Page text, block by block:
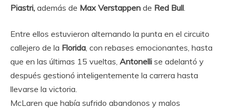
Piastri, además de Max Verstappen de Red Bull.
Entre ellos estuvieron alternando la punta en el circuito
callejero de la Florida, con rebases emocionantes, hasta
que en las últimas 15 vueltas, Antonelli se adelantó y
después gestionó inteligentemente la carrera hasta
llevarse la victoria.
McLaren que había sufrido abandonos y malos